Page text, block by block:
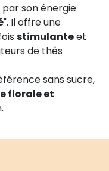
par son énergie
". Il offre une
stimulanteet
de thés
sans sucre,
florale et